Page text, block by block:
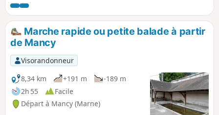
le beau point de vue de Cramant. Une vue à
360° de la région ! Ce circuit n'est pas balisé
pour une grande partie. L'application est
recommandée entre le (7) et le (11). À éviter
en période de chasse.
Marche rapide ou petite balade à partir
de Mancy
Visorandonneur
8,34 km
+191 m
-189 m
2h 55
Facile
Départ à Mancy (Marne)